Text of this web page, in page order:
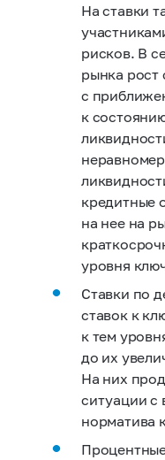
На ставки
рисков. В
рынка рост
с
к
кредитные
на нее на
уровня
Ставки по
ставок к
к тем
до их
На них
ситуации с
норматива